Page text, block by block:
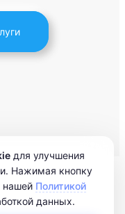
для улучшения
Нажимая кнопку
нашей Политикой
данных.